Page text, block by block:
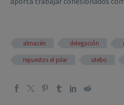
almacén delegación
repuestos el pilar
utebo